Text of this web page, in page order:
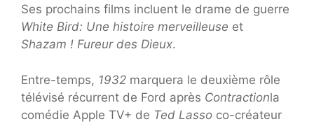
Ses prochains films incluent le drame de guerre
White Bird: Une histoire merveilleuse et
Shazam ! Fureur des Dieux.
Entre-temps, 1932 marquera le deuxième rôle
télévisé récurrent de Ford après Contractionla
comédie Apple TV+ de Ted Lasso co-créateur